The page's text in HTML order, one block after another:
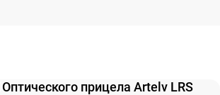
прицела Artelv LRS